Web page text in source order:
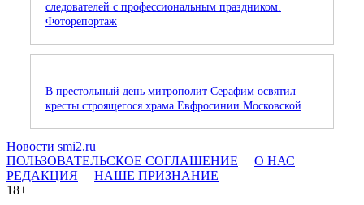
следователей с профессиональным праздником.
Фоторепортаж
В престольный день митрополит Серафим освятил
кресты строящегося храма Евфросинии Московской
Новости smi2.ru
ПОЛЬЗОВАТЕЛЬСКОЕ СОГЛАШЕНИЕ
О НАС
РЕДАКЦИЯ
НАШЕ ПРИЗНАНИЕ
18+